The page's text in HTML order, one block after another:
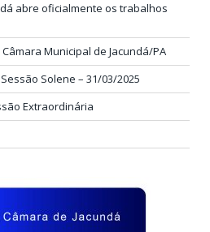
abre oficialmente os trabalhos
Municipal de Jacundá/PA
Solene – 31/03/2025
Extraordinária